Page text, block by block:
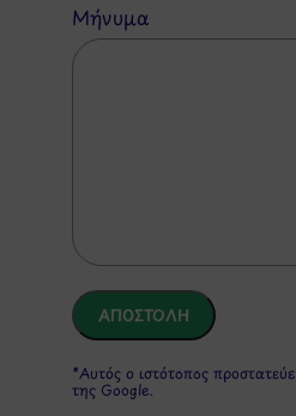
Μήνυμα
*Αυτός ο ιστότοπος
της Google.